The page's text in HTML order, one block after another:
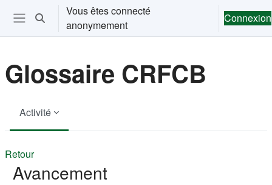
Passer au contenu principal
Ouvrir le menu de navigation
Activer/désactiver la saisie de recherche
Vous êtes connecté
anonymement
Connexion
Glossaire CRFCB
Activité
Retour
Avancement